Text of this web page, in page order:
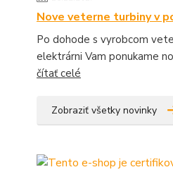
Nove veterne turbiny v
Po dohode s vyrobcom
elektrárni Vam ponukame
čítať celé
Zobraziť všetky novinky